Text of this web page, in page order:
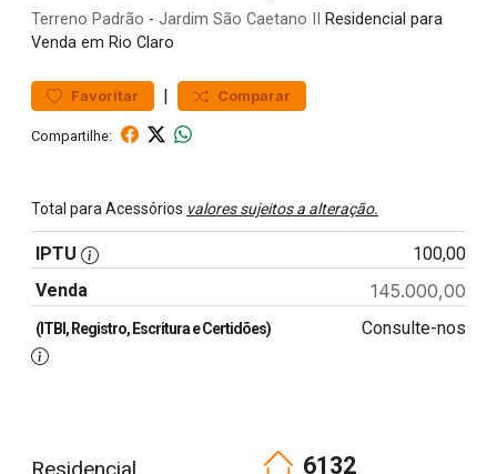
Terreno Padrão - Jardim São Caetano II
Residencial para
Venda em Rio Claro
Favoritar | Comparar
Compartilhe:
Total para Acessórios valores sujeitos a alteração.
IPTU
100,00
Venda
145.000,00
(ITBI, Registro, Escritura e Certidões) Consulte-nos
Residencial 6132